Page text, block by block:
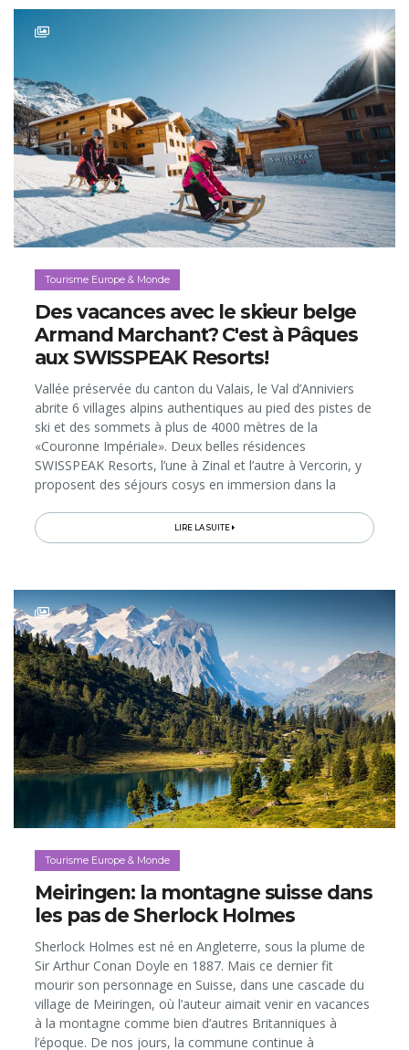
Tourisme Europe & Monde
Des vacances avec le skieur belge
Armand Marchant? C'est à Pâques
aux SWISSPEAK Resorts!
Vallée préservée du canton du Valais, le Val d’Anniviers
abrite 6 villages alpins authentiques au pied des pistes de
ski et des sommets à plus de 4000 mètres de la
«Couronne Impériale». Deux belles résidences
SWISSPEAK Resorts, l’une à Zinal et l’autre à Vercorin, y
proposent des séjours cosys en immersion dans la
comme celle de pénétrer...LIRE LA SUITE
Tourisme Europe & Monde
Meiringen: la montagne suisse dans
les pas de Sherlock Holmes
Sherlock Holmes est né en Angleterre, sous la plume de
Sir Arthur Conan Doyle en 1887. Mais ce dernier fit
mourir son personnage en Suisse, dans une cascade du
village de Meiringen, où l’auteur aimait venir en vacances
à la montagne comme bien d’autres Britanniques à
l’époque. De nos jours, la commune continue à